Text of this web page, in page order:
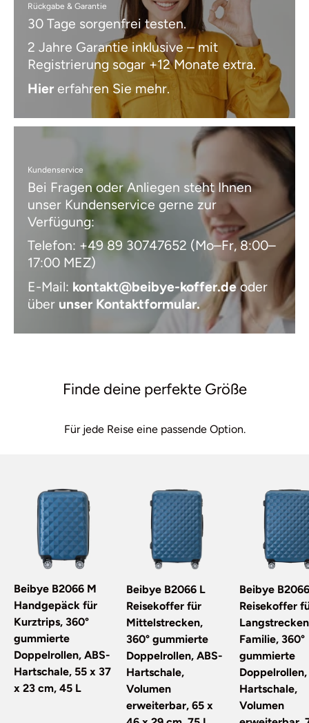
Rückgabe & Garantie
30 Tage sorgenfrei testen.
2 Jahre Garantie inklusive – mit
Registrierung sogar +12 Monate extra.
Hier erfahren Sie mehr.
Kundenservice
Bei Fragen oder Anliegen steht Ihnen
unser Kundenservice gerne zur
Verfügung:
Telefon: +49 89 30747652 (Mo–Fr, 8:00–
17:00 MEZ)
E-Mail: kontakt@beibye-koffer.deoder
über unser Kontaktformular.
Finde deine perfekte Größe
Für jede Reise eine passende Option.
Beibye B2066 M
Handgepäck für
Kurztrips, 360°
gummierte
Doppelrollen, ABS-
Hartschale, 55 x 37
x 23 cm, 45 L
Beibye B2066 L
Reisekoffer für
Mittelstrecken,
360° gummierte
Doppelrollen, ABS-
Hartschale,
Volumen
erweiterbar, 65 x
Beibye
Reisekoffer
Familie, 360°
gummierte
Hartschale,
Volumen